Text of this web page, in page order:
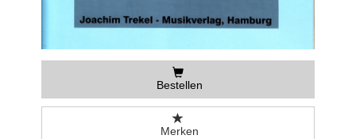
Bestellen
Merken